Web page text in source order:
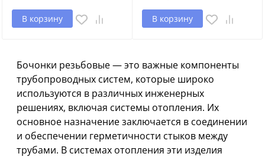
В корзину В корзину
Бочонки резьбовые — это важные компоненты
трубопроводных систем, которые широко
используются в различных инженерных
решениях, включая системы отопления. Их
основное назначение заключается в соединении
и обеспечении герметичности стыков между
трубами. В системах отопления эти изделия